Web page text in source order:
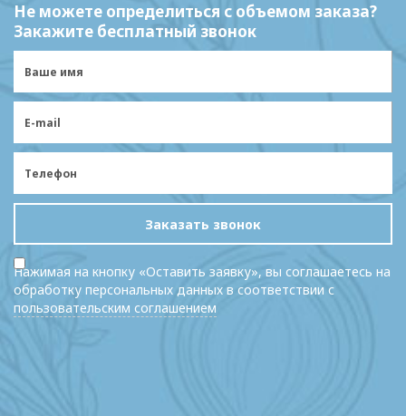
Не можете определиться с объемом заказа?
Закажите бесплатный звонок
Заказать звонок
Нажимая на кнопку «Оставить заявку», вы соглашаетесь на
обработку персональных данных в соответствии с
пользовательским соглашением